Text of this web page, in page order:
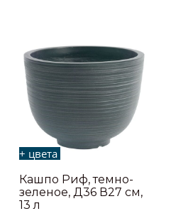
+ цвета
Кашпо Риф, темно-
зеленое, Д36 В27 см,
13 л